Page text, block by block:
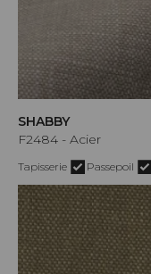
SHABBY
F2484 - Acier
Tapisserie Passepoil